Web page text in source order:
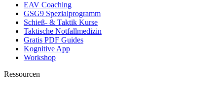
EAV Coaching
GSG9 Spezialprogramm
Schieß- & Taktik Kurse
Taktische Notfallmedizin
Gratis PDF Guides
Kognitive App
Workshop
Ressourcen